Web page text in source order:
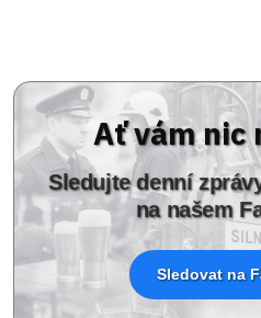
Ať vám nic
Sledujte denní
na našem
Sledovat na